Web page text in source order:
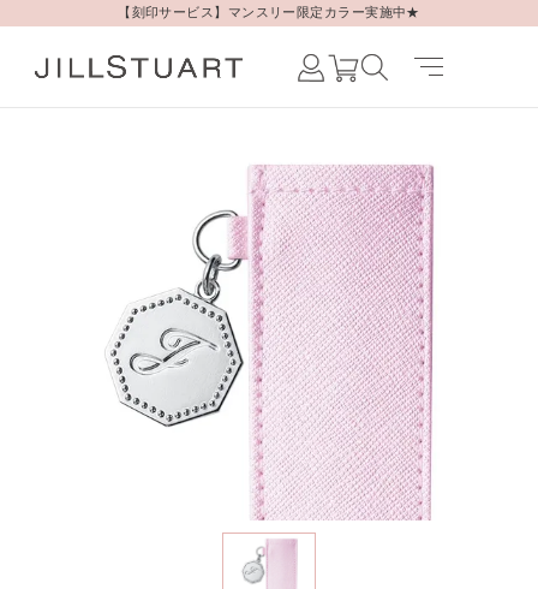
【刻印サービス】マンスリー限定カラー実施中★
Japanese /
English /
JAPAN
Korean /
JAPAN